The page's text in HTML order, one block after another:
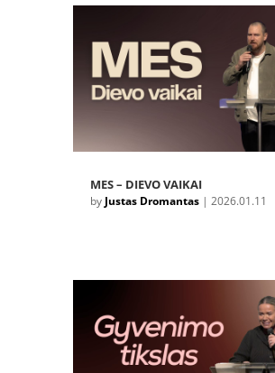
MES – DIEVO VAIKAI
by Justas Dromantas| 2026.01.11